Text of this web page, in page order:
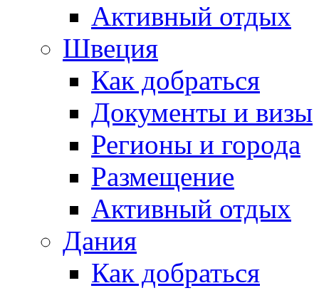
Активный отдых
Швеция
Как добраться
Документы и визы
Регионы и города
Размещение
Активный отдых
Дания
Как добраться